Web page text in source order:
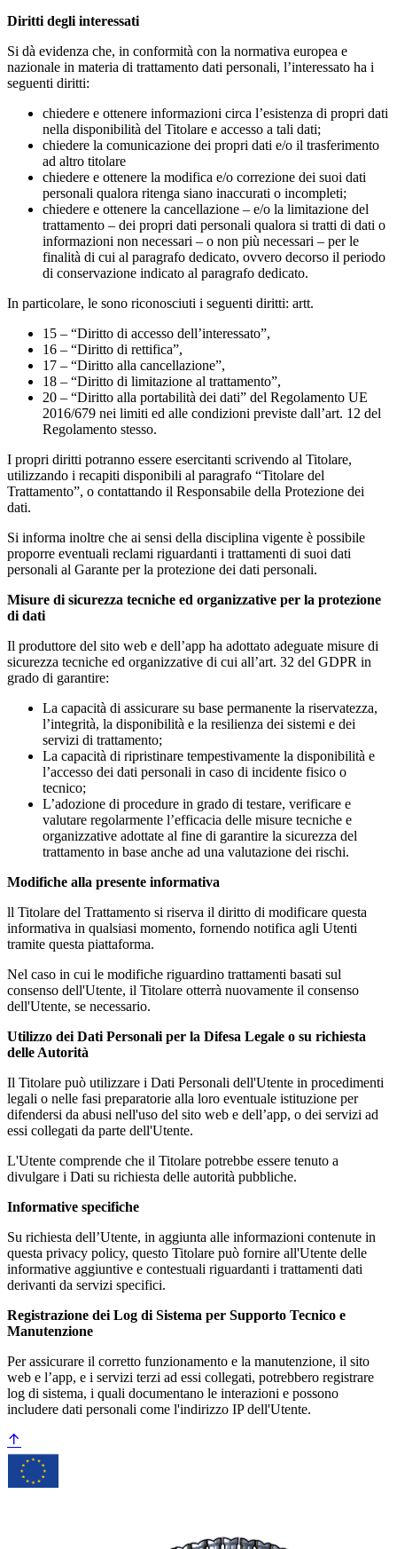
Diritti degli interessati
Si dà evidenza che, in conformità con la normativa europea e
nazionale in materia di trattamento dati personali, l’interessato ha i
seguenti diritti:
chiedere e ottenere informazioni circa l’esistenza di propri dati
nella disponibilità del Titolare e accesso a tali dati;
chiedere la comunicazione dei propri dati e/o il trasferimento
ad altro titolare
chiedere e ottenere la modifica e/o correzione dei suoi dati
personali qualora ritenga siano inaccurati o incompleti;
chiedere e ottenere la cancellazione – e/o la limitazione del
trattamento – dei propri dati personali qualora si tratti di dati o
informazioni non necessari – o non più necessari – per le
finalità di cui al paragrafo dedicato, ovvero decorso il periodo
di conservazione indicato al paragrafo dedicato.
In particolare, le sono riconosciuti i seguenti diritti: artt.
15 – “Diritto di accesso dell’interessato”,
16 – “Diritto di rettifica”,
17 – “Diritto alla cancellazione”,
18 – “Diritto di limitazione al trattamento”,
20 – “Diritto alla portabilità dei dati” del Regolamento UE
2016/679 nei limiti ed alle condizioni previste dall’art. 12 del
Regolamento stesso.
I propri diritti potranno essere esercitanti scrivendo al Titolare,
utilizzando i recapiti disponibili al paragrafo “Titolare del
Trattamento”, o contattando il Responsabile della Protezione dei
dati.
Si informa inoltre che ai sensi della disciplina vigente è possibile
proporre eventuali reclami riguardanti i trattamenti di suoi dati
personali al Garante per la protezione dei dati personali.
Misure di sicurezza tecniche ed organizzative per la protezione
di dati
Il produttore del sito web e dell’app ha adottato adeguate misure di
sicurezza tecniche ed organizzative di cui all’art. 32 del GDPR in
grado di garantire:
La capacità di assicurare su base permanente la riservatezza,
l’integrità, la disponibilità e la resilienza dei sistemi e dei
servizi di trattamento;
La capacità di ripristinare tempestivamente la disponibilità e
l’accesso dei dati personali in caso di incidente fisico o
tecnico;
L’adozione di procedure in grado di testare, verificare e
valutare regolarmente l’efficacia delle misure tecniche e
organizzative adottate al fine di garantire la sicurezza del
trattamento in base anche ad una valutazione dei rischi.
Modifiche alla presente informativa
ll Titolare del Trattamento si riserva il diritto di modificare questa
informativa in qualsiasi momento, fornendo notifica agli Utenti
tramite questa piattaforma.
Nel caso in cui le modifiche riguardino trattamenti basati sul
consenso dell'Utente, il Titolare otterrà nuovamente il consenso
dell'Utente, se necessario.
Utilizzo dei Dati Personali per la Difesa Legale o su richiesta
delle Autorità
Il Titolare può utilizzare i Dati Personali dell'Utente in procedimenti
legali o nelle fasi preparatorie alla loro eventuale istituzione per
difendersi da abusi nell'uso del sito web e dell’app, o dei servizi ad
essi collegati da parte dell'Utente.
L'Utente comprende che il Titolare potrebbe essere tenuto a
divulgare i Dati su richiesta delle autorità pubbliche.
Informative specifiche
Su richiesta dell’Utente, in aggiunta alle informazioni contenute in
questa privacy policy, questo Titolare può fornire all'Utente delle
informative aggiuntive e contestuali riguardanti i trattamenti dati
derivanti da servizi specifici.
Registrazione dei Log di Sistema per Supporto Tecnico e
Manutenzione
Per assicurare il corretto funzionamento e la manutenzione, il sito
web e l’app, e i servizi terzi ad essi collegati, potrebbero registrare
log di sistema, i quali documentano le interazioni e possono
includere dati personali come l'indirizzo IP dell'Utente.